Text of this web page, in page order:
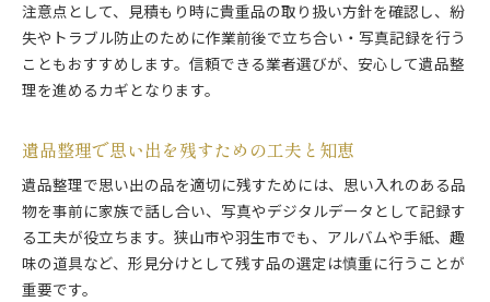
注意点として、見積もり時に貴重品の取り扱い方針を確認し、紛
失やトラブル防止のために作業前後で立ち合い・写真記録を行う
こともおすすめします。信頼できる業者選びが、安心して遺品整
理を進めるカギとなります。
遺品整理で思い出を残すための工夫と知恵
遺品整理で思い出の品を適切に残すためには、思い入れのある品
物を事前に家族で話し合い、写真やデジタルデータとして記録す
る工夫が役立ちます。狭山市や羽生市でも、アルバムや手紙、趣
味の道具など、形見分けとして残す品の選定は慎重に行うことが
重要です。